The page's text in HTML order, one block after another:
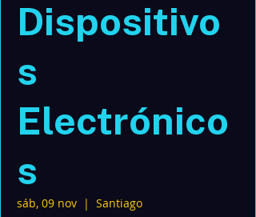
Dispositivo
s
Electrónico
s
sáb, 09 nov
  |
Santiago